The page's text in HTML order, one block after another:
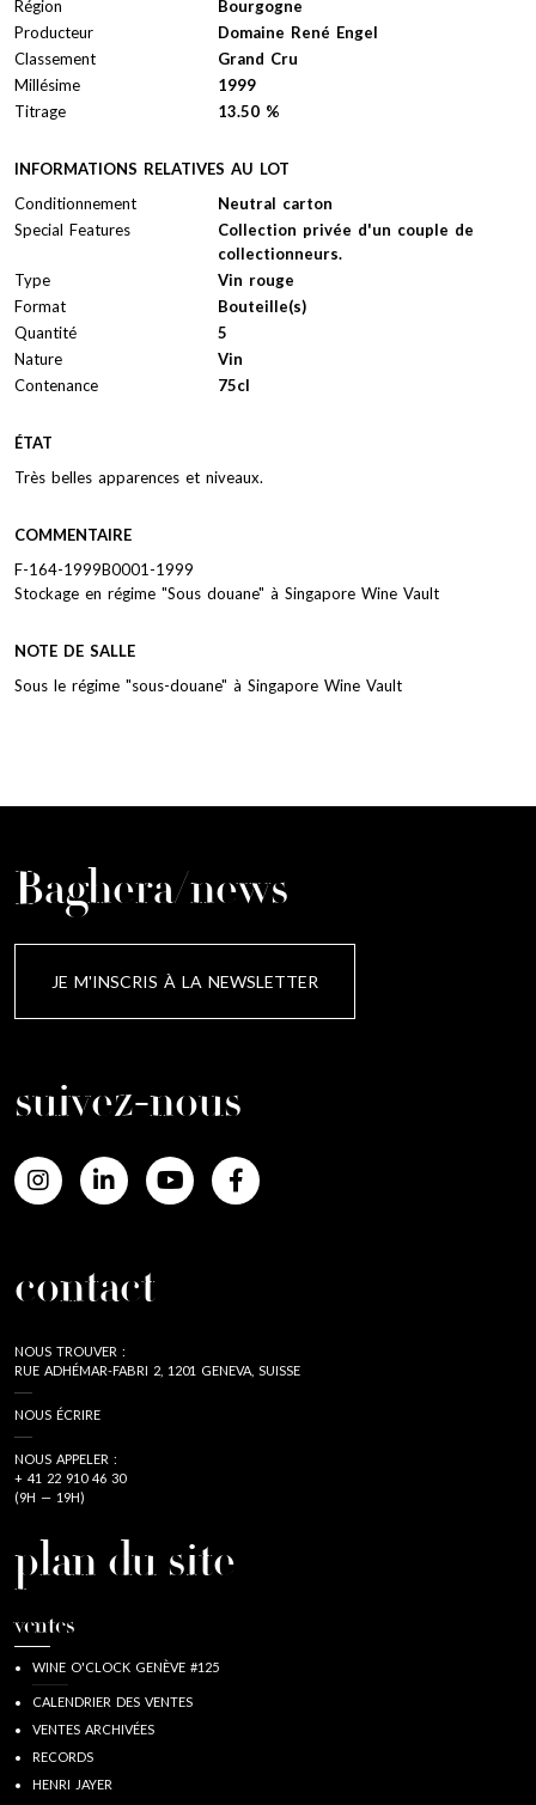
Région
Bourgogne
Producteur
Domaine René Engel
Classement
Grand Cru
Millésime
1999
Titrage
13.50 %
INFORMATIONS RELATIVES AU LOT
Conditionnement
Neutral carton
Special Features
Collection privée d'un couple de
collectionneurs.
Type
Vin rouge
Format
Bouteille(s)
Quantité
5
Nature
Vin
Contenance
75cl
ÉTAT
Très belles apparences et niveaux.
COMMENTAIRE
F-164-1999B0001-1999
Stockage en régime "Sous douane" à Singapore Wine Vault
NOTE DE SALLE
Sous le régime "sous-douane" à Singapore Wine Vault
Baghera/news
JE M'INSCRIS À LA NEWSLETTER
suivez-nous
contact
NOUS TROUVER :
RUE ADHÉMAR-FABRI 2, 1201 GENEVA, SUISSE
NOUS ÉCRIRE
NOUS APPELER :
+ 41 22 910 46 30
(9H — 19H)
plan du site
ventes
WINE O'CLOCK GENÈVE #125
CALENDRIER DES VENTES
VENTES ARCHIVÉES
RECORDS
HENRI JAYER